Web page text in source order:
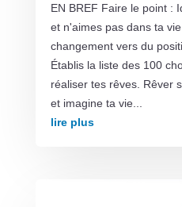
EN BREF Faire le point :
et n'aimes pas dans ta
changement vers du
Établis la liste des 100
réaliser tes rêves. Rêver
et imagine ta vie...
lire plus